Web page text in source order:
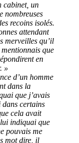
cabinet, un
nombreuses
recoins isolés.
attendant
merveilles qu’il
que
en
»
d’un homme
dans la
que j’avais
dans certains
cela avait
indiquai que
pouvais me
mot dire, il